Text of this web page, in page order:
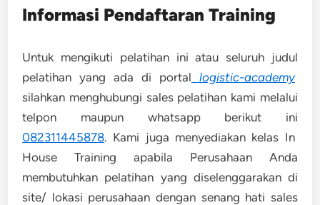
Informasi Pendaftaran Training
Untuk mengikuti pelatihan ini atau seluruh judul
pelatihan yang ada di portal logistic-academy
silahkan menghubungi sales pelatihan kami melalui
telpon maupun whatsapp berikut ini
082311445878. Kami juga menyediakan kelas In
House Training apabila Perusahaan Anda
membutuhkan pelatihan yang diselenggarakan di
site/ lokasi perusahaan dengan senang hati sales